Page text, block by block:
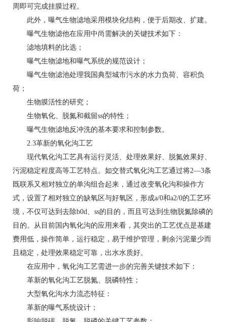
周即可完成挂膜过程。
此外，曝气生物滤地采用模块化结构，便于后期改、扩建。
曝气生物滤他在应用中尚需解决的关键技术如下：
滤地填料的比选；
曝气生物滤地和曝气系统的规范设计；
曝气生物滤池处理我国典型城市污水的水力负荷、容积负
荷；
生物膜活性的研究；
生物氧化、脱氮和截留ss的特性；
曝气生物滤地反冲洗的基本要求和控制参数。
2.3革新的氧化沟工艺
现代氧化沟工艺具有运行灵活、处理效果好、脱氮效果好、
污泥稳定程度高等工艺特点。如交替式氧化沟工艺通过将2—3条
既联系又相对独立的单沟组合起来，通过改变氧化沟和操作方
式，设置了相对独立的缺氧区与好氧区，形成a/0和a2/0的工艺环
境，不仅可达到去除b0d、ss的目的，而且可达到生物脱氮除磷的
目的。从目前国内氧化沟的应用来看，其突出的工艺优点是基建
费用低，操作简单，运行稳定，易于维护管理，剩余污泥量少而
且稳定，处理效果稳定可靠，出水水质好。
在应用中，氧化沟工艺需进一步的完善关键技术如下：
革新的氧化沟工艺脱氮、脱磷特性；
大型氧化沟水力流态特征：
革新的曝气系统设计；